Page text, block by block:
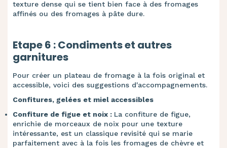
texture dense qui se tient bien face à des fromages
affinés ou des fromages à pâte dure.
Etape 6 : Condiments et autres
garnitures
Pour créer un plateau de fromage à la fois original et
accessible, voici des suggestions d'accompagnements.
Confitures, gelées et miel accessibles
Confiture de figue et noix : La confiture de figue,
enrichie de morceaux de noix pour une texture
intéressante, est un classique revisité qui se marie
parfaitement avec à la fois les fromages de chèvre et